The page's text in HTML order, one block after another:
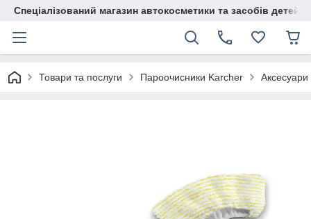
Спеціалізований магазин автокосметики та засобів
Товари та послуги Пароочисники Karcher Аксесуари